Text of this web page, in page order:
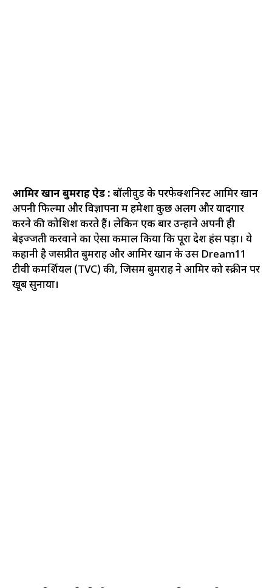
आमिर खान बुमराह ऐड : बॉलीवुड के परफेक्शनिस्ट आमिर खान
अपनी फिल्मों और विज्ञापनों में हमेशा कुछ अलग और यादगार
करने की कोशिश करते हैं। लेकिन एक बार उन्होंने अपनी ही
बेइज्जती करवाने का ऐसा कमाल किया कि पूरा देश हंस पड़ा। ये
कहानी है जसप्रीत बुमराह और आमिर खान के उस Dream11
टीवी कमर्शियल (TVC) की, जिसमें बुमराह ने आमिर को स्क्रीन पर
खूब सुनाया।